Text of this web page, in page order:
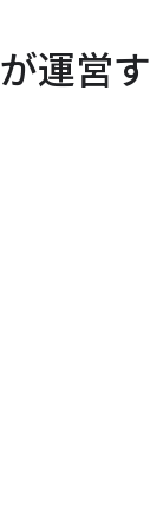
運営す